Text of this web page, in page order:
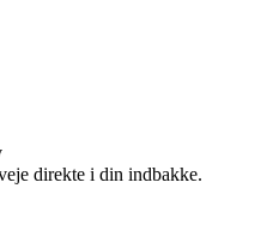
direkte i din indbakke.